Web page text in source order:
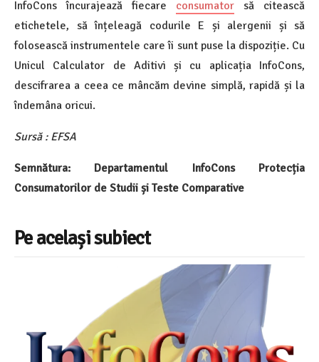
InfoCons încurajează fiecare consumator să citească
etichetele, să înțeleagă codurile E și alergenii și să
folosească instrumentele care îi sunt puse la dispoziție. Cu
Unicul Calculator de Aditivi și cu aplicația InfoCons,
descifrarea a ceea ce mâncăm devine simplă, rapidă și la
îndemâna oricui.
Sursă:EFSA
Semnătura: Departamentul InfoCons
Protecția
Consumatorilor de Studii și Teste Comparative
Pe același subiect